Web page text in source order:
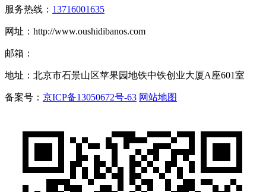
服务热线： 13716001635
网址：http://www.oushidibanos.com
邮箱：
地址：北京市石景山区苹果园地铁中铁创业大厦A座601室
备案号： 京ICP备13050672号-63 网站地图